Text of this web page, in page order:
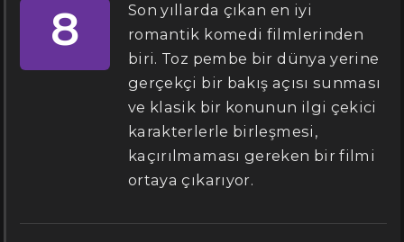
8
Son yıllarda çıkan en iyi
romantik komedi filmlerinden
biri. Toz pembe bir dünya yerine
gerçekçi bir bakış açısı sunması
ve klasik bir konunun ilgi çekici
karakterlerle birleşmesi,
kaçırılmaması gereken bir filmi
ortaya çıkarıyor.